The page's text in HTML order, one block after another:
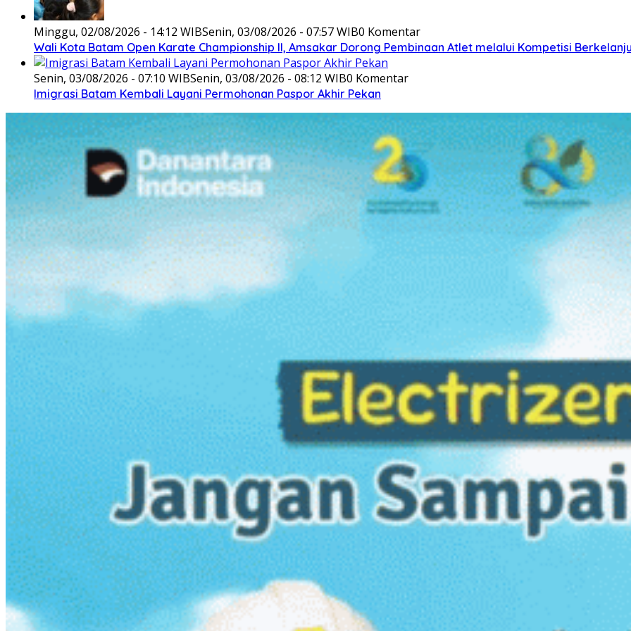
Minggu, 02/08/2026 - 14:12 WIBSenin, 03/08/2026 - 07:57 WIB0 Komentar
Wali Kota Batam Open Karate Championship II, Amsakar Dorong Pembinaan Atlet melalui Kompetisi
Senin, 03/08/2026 - 07:10 WIBSenin, 03/08/2026 - 08:12 WIB0 Komentar
Imigrasi Batam Kembali Layani Permohonan Paspor Akhir Pekan